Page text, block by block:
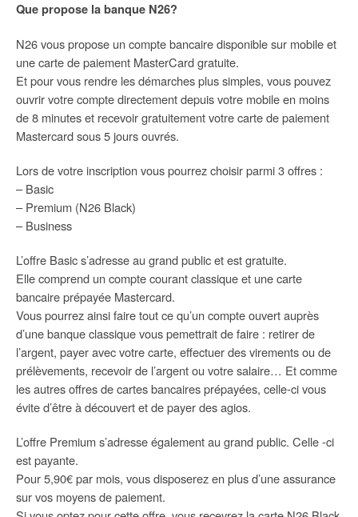
Que propose la banque N26?
N26 vous propose un compte bancaire disponible sur mobile et
une carte de paiement MasterCard gratuite.
Et pour vous rendre les démarches plus simples, vous pouvez
ouvrir votre compte directement depuis votre mobile en moins
de 8 minutes et recevoir gratuitement votre carte de paiement
Mastercard sous 5 jours ouvrés.
Lors de votre inscription vous pourrez choisir parmi 3 offres :
– Basic
– Premium (N26 Black)
– Business
L’offre Basic s’adresse au grand public et est gratuite.
Elle comprend un compte courant classique et une carte
bancaire prépayée Mastercard.
Vous pourrez ainsi faire tout ce qu’un compte ouvert auprès
d’une banque classique vous pemettrait de faire : retirer de
l’argent, payer avec votre carte, effectuer des virements ou de
prélèvements, recevoir de l’argent ou votre salaire… Et comme
les autres offres de cartes bancaires prépayées, celle-ci vous
évite d’être à découvert et de payer des agios.
L’offre Premium s’adresse également au grand public. Celle -ci
est payante.
Pour 5,90€ par mois, vous disposerez en plus d’une assurance
sur vos moyens de paiement.